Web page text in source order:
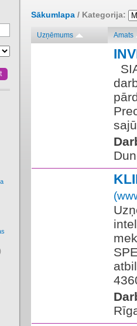
Sākumlapa / Kategorija:
Uzņēmums Amats